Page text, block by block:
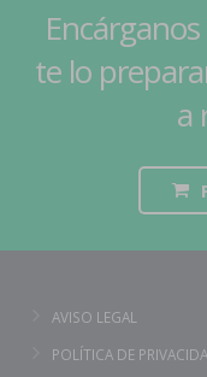
te lo
a
AVISO LEGAL
POLÍTICA DE